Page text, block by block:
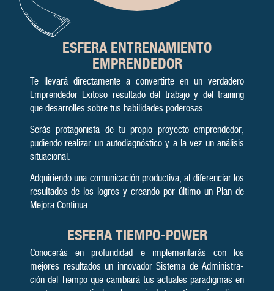
ESFERA ENTRENAMIENTO
EMPRENDEDOR
Te llevará directamente a con­ver­tirte en un ver­dade­ro
Emprendedor Exitoso re­sulta­do del tra­bajo y del training
que de­sarro­lles sobre tus ha­bili­dades pode­rosas.
Serás protagonista de tu propio proyecto em­pren­dedor,
pudien­do rea­lizar un au­to­diag­nós­ti­co y a la vez un análi­sis
si­tua­cional.
Adquiriendo una comunicación pro­ductiva, al dife­renciar los
re­sulta­dos de los logros y cre­an­do por último un Plan de
Me­jora Con­tinua.
ESFERATIEMPO-POWER
Cono­cerás en profun­didad e imple­menta­rás con los
mejores resultados un innova­dor Sistema de Adminis­tra­
ción del Tiempo que cambiará tus ac­tua­les para­digmas en